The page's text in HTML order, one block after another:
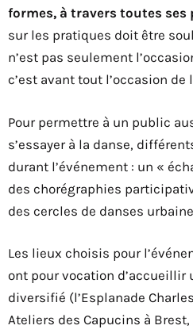
formes, à travers toutes ses
sur les pratiques doit être
n’est pas seulement
c’est avant tout l’occasion de
Pour permettre à un public
s’essayer à la danse,
durant l’événement : un «
des chorégraphies
des cercles de danses
Les lieux choisis pour
ont pour vocation d’accueillir
diversifié (l’Esplanade
Ateliers des Capucins à